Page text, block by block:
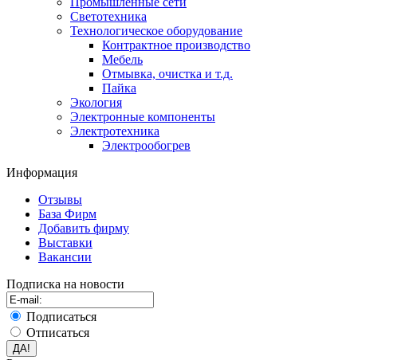
Светотехника
Технологическое оборудование
Контрактное производство
Мебель
Отмывка, очистка и т.д.
Пайка
Экология
Электронные компоненты
Электротехника
Электрообогрев
Информация
Отзывы
База Фирм
Добавить фирму
Выставки
Вакансии
Подписка на новости
Подписаться
Отписаться